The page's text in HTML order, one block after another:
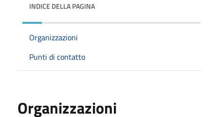
INDICE DELLA PAGINA
Organizzazioni
Punti di contatto
Organizzazioni